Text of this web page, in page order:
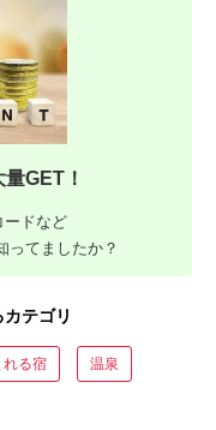
GET！
ードなど
ってましたか？
テゴリ
れる宿 温泉